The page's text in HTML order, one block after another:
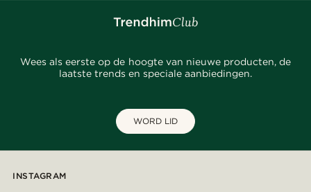
Wees als eerste op de hoogte van nieuwe producten, de
laatste trends en speciale aanbiedingen.
WORD LID
INSTAGRAM